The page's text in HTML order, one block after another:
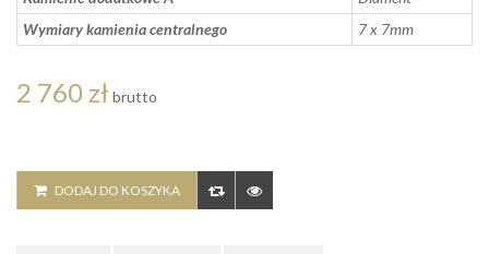
Wymiary kamienia centralnego
7 x 7mm
2 760 zł brutto
DODAJ DO KOSZYKA